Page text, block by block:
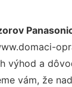
výhod a
vám, že